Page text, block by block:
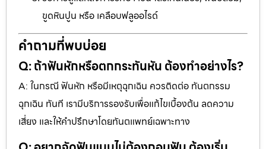
ขูดหินปูน หรือ เคลือบฟลูออไรด์
คำถามที่พบบ่อย
Q: ถ้าฟันหักหรือตกกระทันหัน ต้องทำอย่างไร?
A: ในกรณี ฟันหัก หรือมีเหตุฉุกเฉิน ควรติดต่อ ทันตกรรม
ฉุกเฉิน ทันที เรามีบริการรองรับเพื่อแก้ไขเบื้องต้น ลดความ
เสี่ยง และให้คำปรึกษาโดยทันตแพทย์เฉพาะทาง